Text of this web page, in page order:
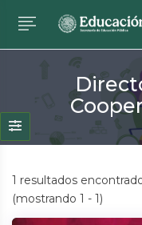
1 resultados
(mostrando 1 - 1)